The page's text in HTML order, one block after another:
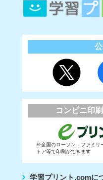
コンビニ印
※全国のローソン、ファミリ
トア等で印刷ができます
学習プリント.comに